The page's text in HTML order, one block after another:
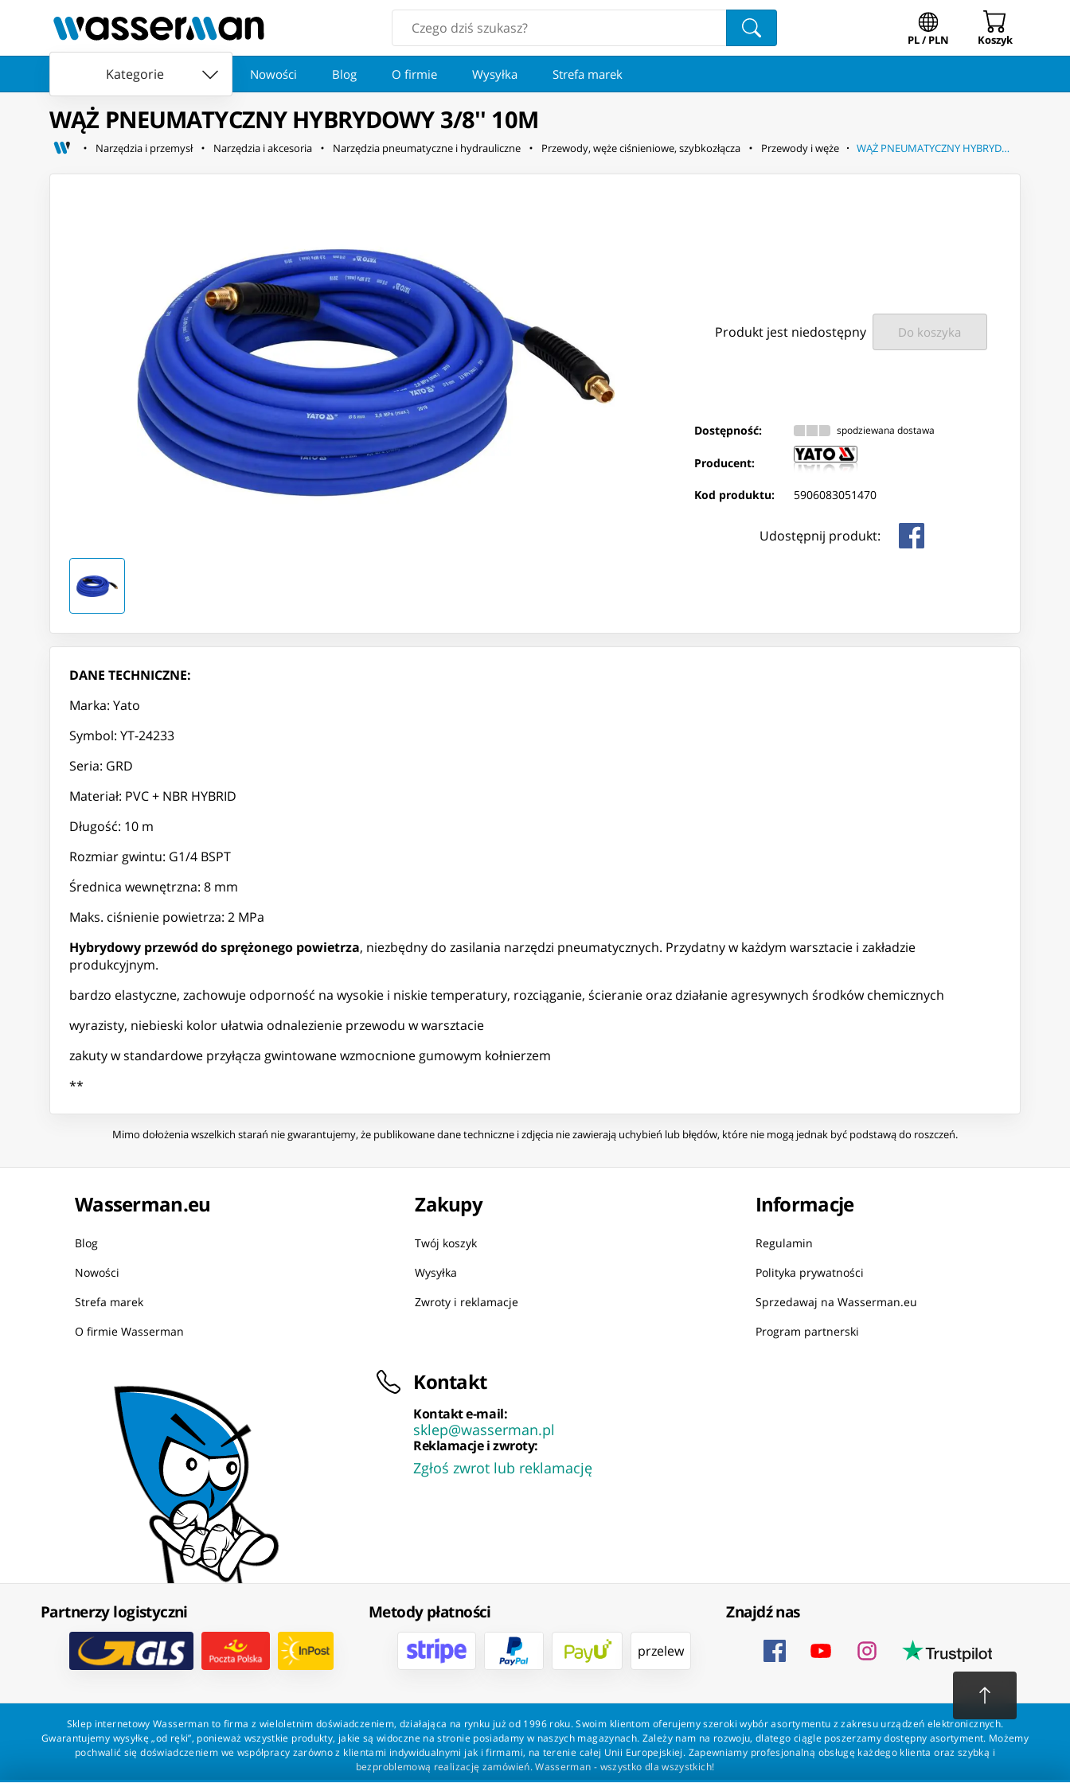
PL / PLN Koszyk
Kategorie Nowości Blog O firmie Wysyłka Strefa marek
WĄŻ PNEUMATYCZNY HYBRYDOWY 3/8'' 10M
Narzędzia i przemysł Narzędzia i akcesoria Narzędzia pneumatyczne i hydrauliczne Przewody, węże ciśnieniowe, szybkozłącza Przewody i węże WĄŻ PNEUMATYCZNY HYBRYDOWY 3/8'' 10M
Produkt jest niedostępny Do koszyka
Dostępność: spodziewana dostawa
Producent:
Kod produktu: 5906083051470
Udostępnij produkt:
DANE TECHNICZNE:
Marka: Yato
Symbol: YT-24233
Seria: GRD
Materiał: PVC + NBR HYBRID
Długość: 10 m
Rozmiar gwintu: G1/4 BSPT
Średnica wewnętrzna: 8 mm
Maks. ciśnienie powietrza: 2 MPa
Hybrydowy przewód do sprężonego powietrza, niezbędny do zasilania narzędzi pneumatycznych. Przydatny w każdym warsztacie i zakładzie
produkcyjnym.
bardzo elastyczne, zachowuje odporność na wysokie i niskie temperatury, rozciąganie, ścieranie oraz działanie agresywnych środków chemicznych
wyrazisty, niebieski kolor ułatwia odnalezienie przewodu w warsztacie
zakuty w standardowe przyłącza gwintowane wzmocnione gumowym kołnierzem
**
Mimo dołożenia wszelkich starań nie gwarantujemy, że publikowane dane techniczne i zdjęcia nie zawierają uchybień lub błędów, które nie mogą jednak być podstawą do roszczeń.
Wasserman.eu
Blog
Nowości
Strefa marek
O firmie Wasserman
Zakupy
Twój koszyk
Wysyłka
Zwroty i reklamacje
Informacje
Regulamin
Polityka prywatności
Sprzedawaj na Wasserman.eu
Program partnerski
Kontakt
Kontakt e-mail:
sklep@wasserman.pl
Reklamacje i zwroty:
Zgłoś zwrot lub reklamację
Partnerzy logistyczni Metody płatności
przelew
Znajdź nas
Sklep internetowy Wasserman to firma z wieloletnim doświadczeniem, działająca na rynku już od 1996 roku. Swoim klientom oferujemy szeroki wybór asortymentu z zakresu urządzeń elektronicznych.
Gwarantujemy wysyłkę „od ręki”, ponieważ wszystkie produkty, jakie są widoczne na stronie posiadamy w naszych magazynach. Zależy nam na rozwoju, dlatego ciągle poszerzamy dostępny asortyment. Możemy
pochwalić się doświadczeniem we współpracy zarówno z klientami indywidualnymi jak i firmami, na terenie całej Unii Europejskiej. Zapewniamy profesjonalną obsługę każdego klienta oraz szybką i
bezproblemową realizację zamówień. Wasserman - wszystko dla wszystkich!